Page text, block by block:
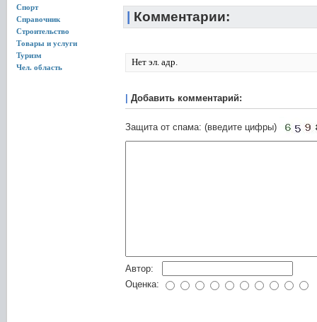
Спорт
Справочник
Строительство
Товары и услуги
Туризм
Чел. область
Комментарии:
Нет эл. адр.
Добавить комментарий:
Защита от спама: (введите цифры)
Автор:
Оценка: